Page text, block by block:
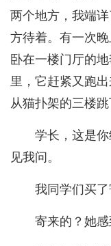
两个地方，我端
方待着。有一次
卧在一楼门厅的
里，它赶紧又跑
从猫扑架的三楼跳
学长，这是
见我问。
我同学们买了
寄来的？她感